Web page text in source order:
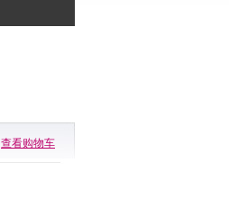
查看购物车